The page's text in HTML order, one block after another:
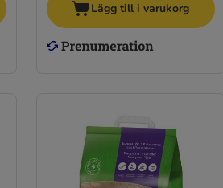
Lägg till i varukorg